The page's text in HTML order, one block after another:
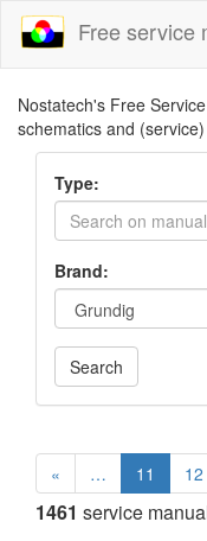
Free service
Nostatech's Free
schematics and
Type:
Brand:
Search
« … 11 12
1461 service